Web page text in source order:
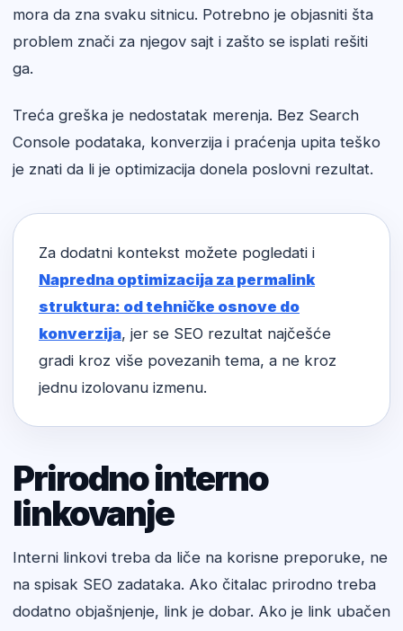
mora da zna svaku sitnicu. Potrebno je objasniti šta
problem znači za njegov sajt i zašto se isplati rešiti
ga.
Treća greška je nedostatak merenja. Bez Search
Console podataka, konverzija i praćenja upita teško
je znati da li je optimizacija donela poslovni rezultat.
Za dodatni kontekst možete pogledati i
Napredna optimizacija za permalink
struktura: od tehničke osnove do
konverzija, jer se SEO rezultat najčešće
gradi kroz više povezanih tema, a ne kroz
jednu izolovanu izmenu.
Prirodno interno
linkovanje
Interni linkovi treba da liče na korisne preporuke, ne
na spisak SEO zadataka. Ako čitalac prirodno treba
dodatno objašnjenje, link je dobar. Ako je link ubačen